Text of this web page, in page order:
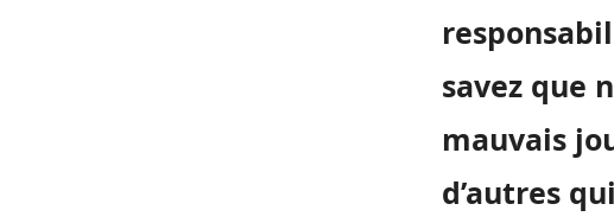
savez que
mauvais
d’autres